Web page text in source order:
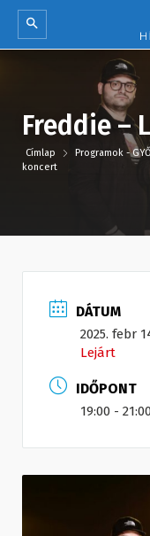
Freddie –
Címlap Programok -
koncert
DÁTUM
2025. febr
Lejárt
IDŐPONT
19:00 - 21:00